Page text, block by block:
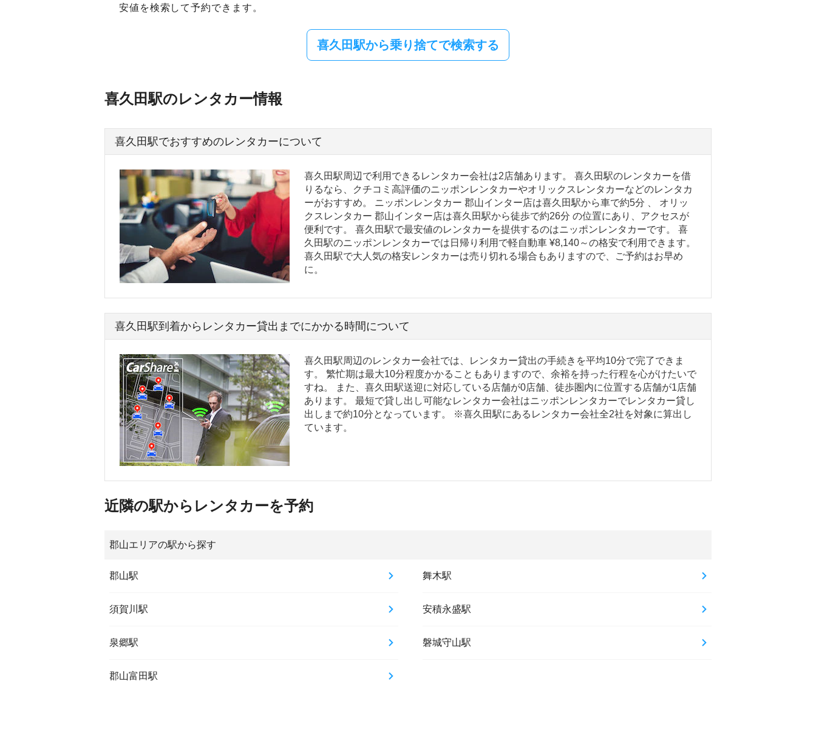
安値を検索して予約できます。
喜久田駅から乗り捨てで検索する
喜久田駅のレンタカー情報
喜久田駅でおすすめのレンタカーについて
喜久田駅周辺で利用できるレンタカー会社は2店舗あります。 喜久田駅のレンタカーを借
りるなら、クチコミ高評価のニッポンレンタカーやオリックスレンタカーなどのレンタカ
ーがおすすめ。 ニッポンレンタカー 郡山インター店は喜久田駅から車で約5分 、 オリッ
クスレンタカー 郡山インター店は喜久田駅から徒歩で約26分 の位置にあり、アクセスが
便利です。 喜久田駅で最安値のレンタカーを提供するのはニッポンレンタカーです。 喜
久田駅のニッポンレンタカーでは日帰り利用で軽自動車 ¥8,140～の格安で利用できます。
喜久田駅で大人気の格安レンタカーは売り切れる場合もありますので、ご予約はお早め
に。
喜久田駅到着からレンタカー貸出までにかかる時間について
喜久田駅周辺のレンタカー会社では、レンタカー貸出の手続きを平均10分で完了できま
す。 繁忙期は最大10分程度かかることもありますので、余裕を持った行程を心がけたいで
すね。 また、喜久田駅送迎に対応している店舗が0店舗、徒歩圏内に位置する店舗が1店舗
あります。 最短で貸し出し可能なレンタカー会社はニッポンレンタカーでレンタカー貸し
出しまで約10分となっています。 ※喜久田駅にあるレンタカー会社全2社を対象に算出し
ています。
近隣の駅からレンタカーを予約
郡山エリアの駅から探す
郡山駅 舞木駅
須賀川駅 安積永盛駅
泉郷駅 磐城守山駅
郡山富田駅